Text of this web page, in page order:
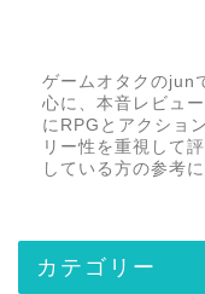
ゲームオタクのjun
心に、本音レビュ
にRPGとアクショ
リー性を重視して
している方の参考
カテゴリー